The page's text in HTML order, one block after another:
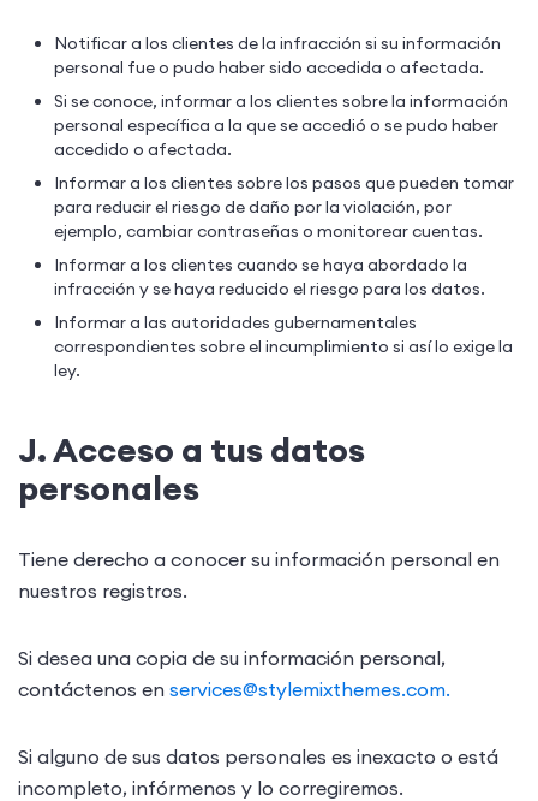
Notificar a los clientes de la infracción si su información
personal fue o pudo haber sido accedida o afectada.
Si se conoce, informar a los clientes sobre la información
personal específica a la que se accedió o se pudo haber
accedido o afectada.
Informar a los clientes sobre los pasos que pueden tomar
para reducir el riesgo de daño por la violación, por
ejemplo, cambiar contraseñas o monitorear cuentas.
Informar a los clientes cuando se haya abordado la
infracción y se haya reducido el riesgo para los datos.
Informar a las autoridades gubernamentales
correspondientes sobre el incumplimiento si así lo exige la
ley.
J. Acceso a tus datos
personales
Tiene derecho a conocer su información personal en
nuestros registros.
Si desea una copia de su información personal,
contáctenos en services@stylemixthemes.com.
Si alguno de sus datos personales es inexacto o está
incompleto, infórmenos y lo corregiremos.